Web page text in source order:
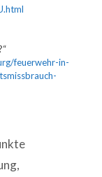
feuerwehr-in-
,